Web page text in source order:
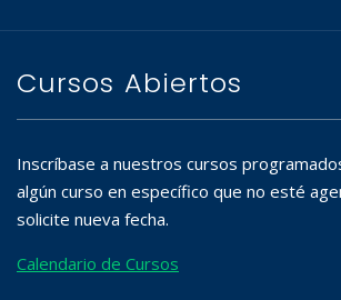
Cursos Abiertos
Inscríbase a nuestros cursos
algún curso en específico que no esté
solicite nueva fecha.
Calendario de Cursos